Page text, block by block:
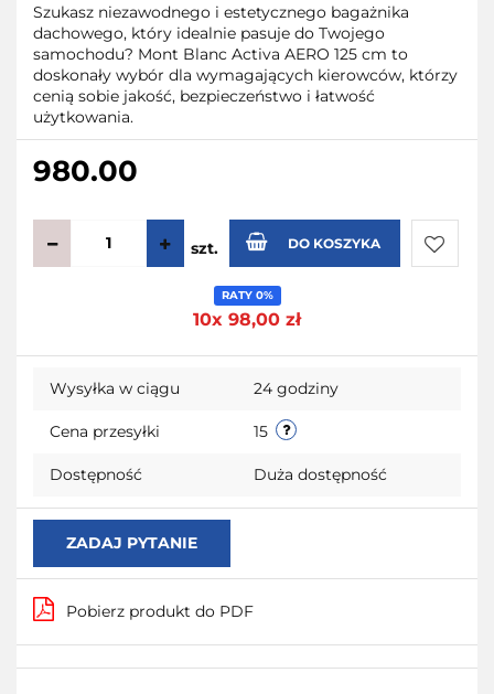
Szukasz niezawodnego i estetycznego bagażnika
dachowego, który idealnie pasuje do Twojego
samochodu? Mont Blanc Activa AERO 125 cm to
doskonały wybór dla wymagających kierowców, którzy
cenią sobie jakość, bezpieczeństwo i łatwość
użytkowania.
980.00
szt. DO KOSZYKA
RATY 0%
10x 98,00 zł
Wysyłka w ciągu 24 godziny
Cena przesyłki 15
Dostępność Duża dostępność
ZADAJ PYTANIE
Pobierz produkt do PDF